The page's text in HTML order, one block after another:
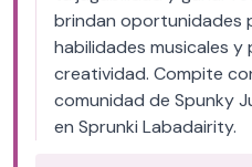
brindan oportunidades
habilidades musicales
creatividad. Compite
comunidad de Spunky
en Sprunki Labadairity.